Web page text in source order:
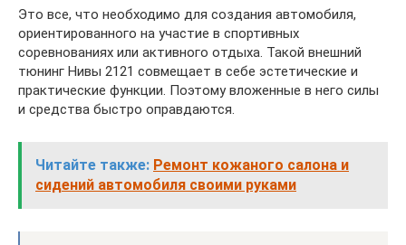
Это все, что необходимо для создания автомобиля,
ориентированного на участие в спортивных
соревнованиях или активного отдыха. Такой внешний
тюнинг Нивы 2121 совмещает в себе эстетические и
практические функции. Поэтому вложенные в него силы
и средства быстро оправдаются.
Читайте также: Ремонт кожаного салона и
сидений автомобиля своими руками